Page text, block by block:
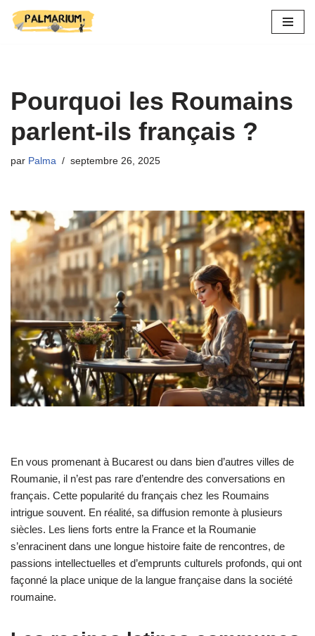
Pourquoi les Roumains
parlent-ils français ?
par Palma septembre 26, 2025
En vous promenant à Bucarest ou dans bien d’autres villes de
Roumanie, il n’est pas rare d’entendre des conversations en
français. Cette popularité du français chez les Roumains
intrigue souvent. En réalité, sa diffusion remonte à plusieurs
siècles. Les liens forts entre la France et la Roumanie
s’enracinent dans une longue histoire faite de rencontres, de
passions intellectuelles et d’emprunts culturels profonds, qui ont
façonné la place unique de la langue française dans la société
roumaine.